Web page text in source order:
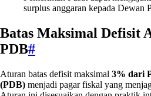
surplus anggaran kepada Dewan
Batas Maksimal Defisit
PDB#
Aturan batas defisit maksimal 3% dari
(PDB) menjadi pagar fiskal yang